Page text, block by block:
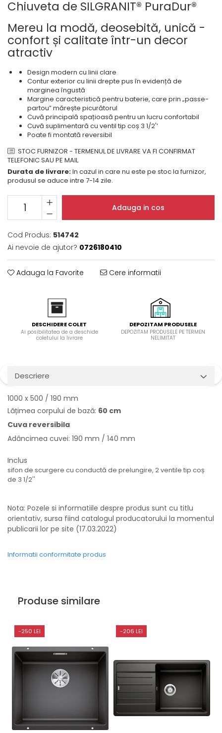
minibaruri incorporabile
Cuptoare
Cuptoare cu microunde
Hote
Cu montare pe perete
Hote cu montare in blat
Hote cu montare pe colt
Hote rustice
Hote tip insula
Incorporate
Integrate in tavan
Masini de spalat vase
Complet incorporabile
Ceramica
Domino( seturi modulare)
Electrice
Gaz
Inductie
Plite cu hota integrata
incarcare superioara
Masini de spalat rufe cu uscator
Masini de spalat rufe slim
(adancime 40-47 cm)
Uscatoare de rufe
Vitrine frigorifice si minibaruri
Pachete chiuvete si baterii
Chiuveta de SILGRANIT® PuraDur®
Mereu la modă, deosebită, unică -
confort și calitate într-un decor
atractiv
Design modern cu linii clare
Contur exterior cu linii drepte pus în evidență de
marginea îngustă
Margine caracteristică pentru baterie, care prin „passe-
partou” mărește picurătorul
Cuvă principală spațioasă pentru un lucru confortabil
Cuvă suplimentară cu ventil tip coș 3 1/2'’
Poate fi montată reversibil
STOC FURNIZOR - TERMENUL DE LIVRARE VA FI CONFIRMAT
TELEFONIC SAU PE MAIL
Durata de livrare:In cazul in care nu este pe stoc la furnizor,
produsul se aduce intre 7-14 zile.
Adauga in cos
Cod Produs: 514742
Ai nevoie de ajutor? 0726180410
Adauga la Favorite Cere informatii
DESCHIDERE COLET
Ai posibilitatea de a deschide
coletului la livrare
DEPOZITAM PRODUSELE
DEPOZITAM PRODUSELE PE TERMEN
NELIMITAT
Descriere
1000 x 500 / 190 mm
Lățimea corpului de bază: 60 cm
Cuva reversibila
Adâncimea cuvei: 190 mm / 140 mm
Inclus
sifon de scurgere cu conductă de prelungire, 2 ventile tip coș
de 3 1/2''
Nota: Pozele si informatiile despre produs sunt cu titlu
orientativ, sursa fiind catalogul producatorului la momentul
publicarii lor pe site (17.03.2022)
Informatii conformitate produs
Produse similare
-250 LEI -206 LEI